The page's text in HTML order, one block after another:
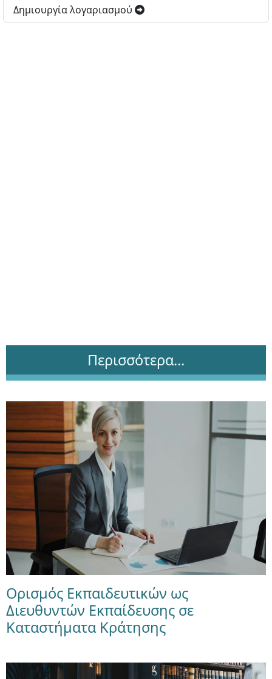
Δημιουργία λογαριασμού
Περισσότερα...
Ορισμός Εκπαιδευτικών ως
Διευθυντών Εκπαίδευσης σε
Καταστήματα Κράτησης